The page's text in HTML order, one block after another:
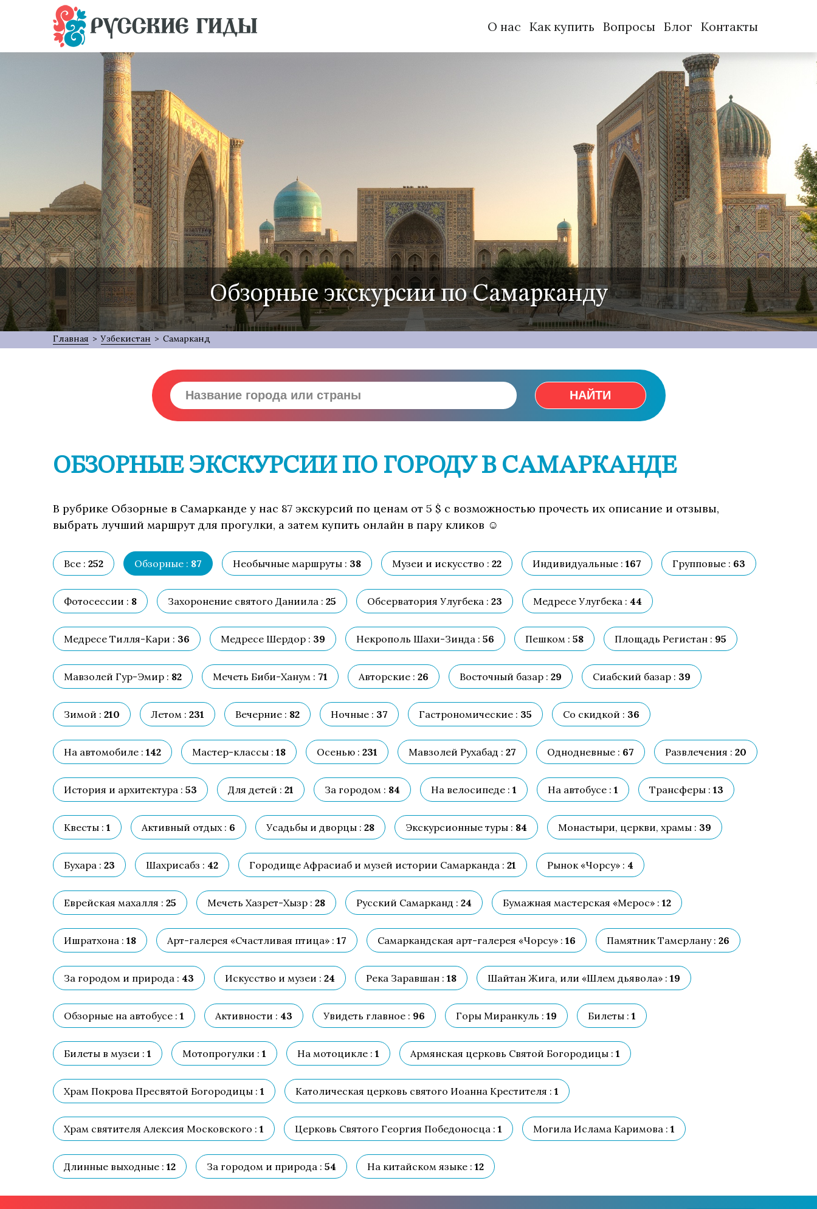
О нас Как купить Вопросы Блог Контакты
Обзорные экскурсии по Самарканду
Главная > Узбекистан > Самарканд
НАЙТИ
ОБЗОРНЫЕ ЭКСКУРСИИ ПО ГОРОДУ В САМАРКАНДЕ
В рубрике Обзорные в Самарканде у нас 87 экскурсий по ценам от 5 $ с возможностью прочесть их описание и отзывы,
выбрать лучший маршрут для прогулки, а затем купить онлайн в пару кликов ☺
Все : 252 Обзорные : 87 Необычные маршруты : 38 Музеи и искусство : 22 Индивидуальные : 167 Групповые : 63
Фотосессии : 8 Захоронение святого Даниила : 25 Обсерватория Улугбека : 23 Медресе Улугбека : 44
Медресе Тилля-Кари : 36 Медресе Шердор : 39 Некрополь Шахи-Зинда : 56 Пешком : 58 Площадь Регистан : 95
Мавзолей Гур-Эмир : 82 Мечеть Биби-Ханум : 71 Авторские : 26 Восточный базар : 29 Сиабский базар : 39
Зимой : 210 Летом : 231 Вечерние : 82 Ночные : 37 Гастрономические : 35 Со скидкой : 36
На автомобиле : 142 Мастер-классы : 18 Осенью : 231 Мавзолей Рухабад : 27 Однодневные : 67 Развлечения : 20
История и архитектура : 53 Для детей : 21 За городом : 84 На велосипеде : 1 На автобусе : 1 Трансферы : 13
Квесты : 1 Активный отдых : 6 Усадьбы и дворцы : 28 Экскурсионные туры : 84 Монастыри, церкви, храмы : 39
Бухара : 23 Шахрисабз : 42 Городище Афрасиаб и музей истории Самарканда : 21 Рынок «Чорсу» : 4
Еврейская махалля : 25 Мечеть Хазрет-Хызр : 28 Русский Самарканд : 24 Бумажная мастерская «Мерос» : 12
Ишратхона : 18 Арт-галерея «Счастливая птица» : 17 Самаркандская арт-галерея «Чорсу» : 16 Памятник Тамерлану : 26
За городом и природа : 43 Искусство и музеи : 24 Река Заравшан : 18 Шайтан Жига, или «Шлем дьявола» : 19
Обзорные на автобусе : 1 Активности : 43 Увидеть главное : 96 Горы Миранкуль : 19 Билеты : 1
Билеты в музеи : 1 Мотопрогулки : 1 На мотоцикле : 1 Армянская церковь Святой Богородицы : 1
Храм Покрова Пресвятой Богородицы : 1 Католическая церковь святого Иоанна Крестителя : 1
Храм святителя Алексия Московского : 1 Церковь Святого Георгия Победоносца : 1 Могила Ислама Каримова : 1
Длинные выходные : 12 За городом и природа : 54 На китайском языке : 12